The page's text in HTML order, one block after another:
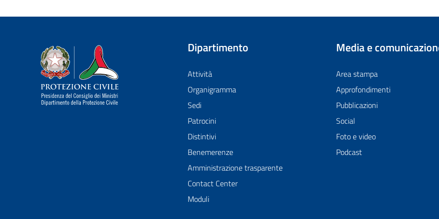
Dipartimento della Protezione Civile
Dipartimento
Attività
Organigramma
Sedi
Patrocini
Distintivi
Benemerenze
Amministrazione trasparente
Contact Center
Moduli
Media e
Area stampa
Approfondimenti
Pubblicazioni
Social
Foto e video
Podcast